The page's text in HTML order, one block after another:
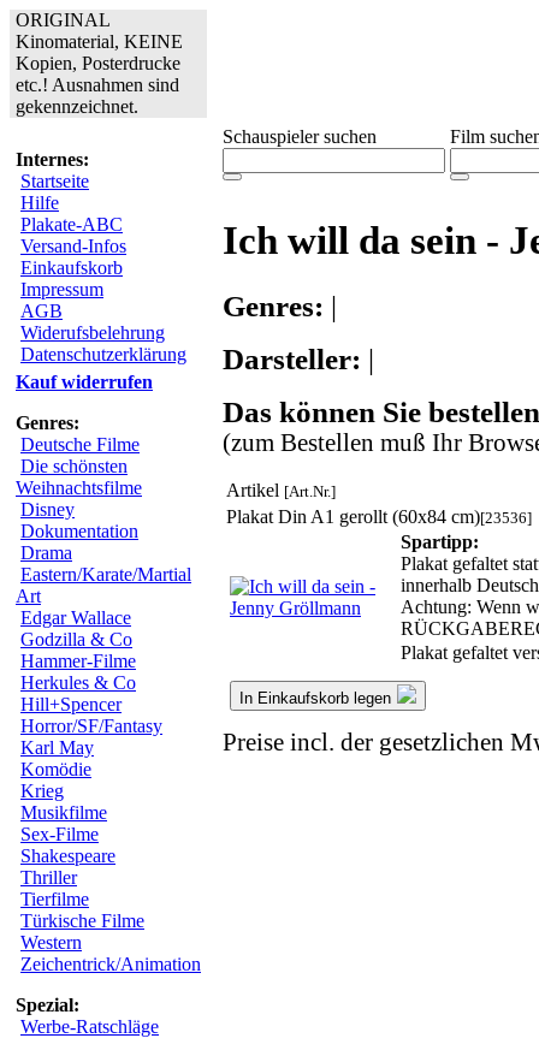
ORIGINAL
Kinomaterial, KEINE
Kopien, Posterdrucke
etc.! Ausnahmen sind
gekennzeichnet.
Internes:
Startseite
Hilfe
Plakate-ABC
Versand-Infos
Einkaufskorb
Impressum
AGB
Widerufsbelehrung
Datenschutzerklärung
Kauf widerrufen
Genres:
Deutsche Filme
Die schönsten
Weihnachtsfilme
Disney
Dokumentation
Drama
Eastern/Karate/Martial
Art
Edgar Wallace
Godzilla & Co
Hammer-Filme
Herkules & Co
Hill+Spencer
Horror/SF/Fantasy
Karl May
Komödie
Krieg
Musikfilme
Sex-Filme
Shakespeare
Thriller
Tierfilme
Türkische Filme
Western
Zeichentrick/Animation
Spezial:
Werbe-Ratschläge
Schauspieler suchen Film
Ich will da sein -
Genres: |
Darsteller: |
Das können Sie
(zum Bestellen muß Ihr
Artikel [Art.Nr.]
Plakat Din A1 gerollt (60x84 cm)[23536]
Spartipp:
Plakat gefaltet
innerhalb
Achtung: Wenn
Plakat gefaltet
In Einkaufskorb legen
Preise incl. der gesetzlichen